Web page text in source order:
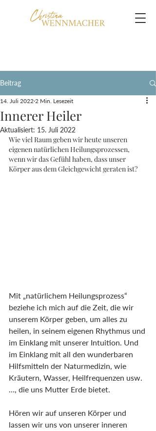
Beitrag
Innerer Heiler
14. Juli 2022 2 Min. Lesezeit
Aktualisiert: 15. Juli 2022
Wie viel Raum geben wir heute unseren
eigenen natürlichen Heilungsprozessen,
wenn wir das Gefühl haben, dass unser
Körper aus dem Gleichgewicht geraten ist?
Mit „natürlichem Heilungsprozess“
beziehe ich mich auf die Zeit, die wir
unserem Körper geben, um alles zu
heilen, in seinem eigenen Rhythmus und
im Einklang mit unserer Intuition. Und
im Einklang mit all den wunderbaren
Hilfsmitteln der Naturmedizin, wie
Kräutern, Wasser, Heilfrequenzen usw.
…, die uns Mutter Erde bietet.
Hören wir auf unseren Körper und
lassen wir uns von unserer inneren